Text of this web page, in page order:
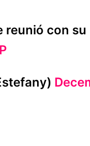
reunió con su